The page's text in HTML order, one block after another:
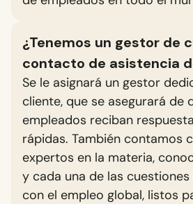
¿Tenemos un gestor de
contacto de asistencia
Se le asignará un gestor
cliente, que se asegurará de
empleados reciban
rápidas. También contamos
expertos en la materia,
y cada una de las
con el empleo global, listos